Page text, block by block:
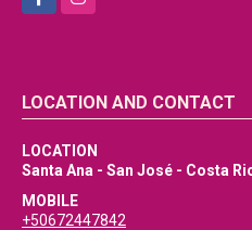
LOCATION AND CONTACT
LOCATION
Santa Ana - San José - Costa
MOBILE
+50672447842